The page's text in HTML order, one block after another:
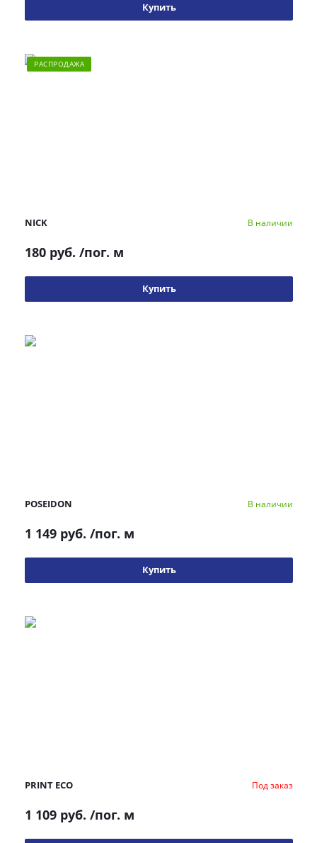
Купить
РАСПРОДАЖА
NICK В наличии
180 руб. /пог. м
Купить
POSEIDON В наличии
1 149 руб. /пог. м
Купить
PRINT ECO Под заказ
1 109 руб. /пог. м